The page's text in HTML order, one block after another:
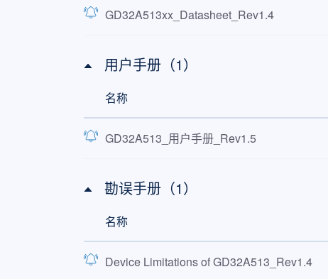
GD32A513xx_Datasheet_Rev1.4
用户手册（1）
名称
GD32A513_用户手册_Rev1.5
勘误手册（1）
名称
Device Limitations of GD32A513_Rev1.4